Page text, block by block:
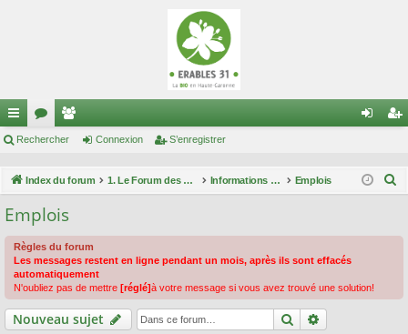
cc
ra
pi
de
or
m
s
e
br
es
xi eg
Rechercher Connexion S’enregistrer
Index du forum 1. Le Forum des maraîchers Informations techniques Emplois
h
c
Emplois
Règles du forum
Les messages restent en ligne pendant un mois, après ils sont effacés
automatiquement
N'oubliez pas de mettre [réglé]à votre message si vous avez trouvé une solution!
Nouveau sujet Rechercher